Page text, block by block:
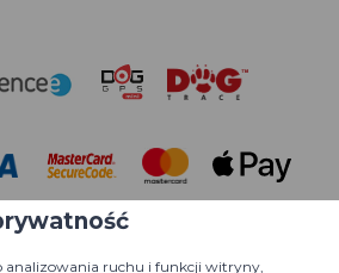
analizowania ruchu i funkcji witryny,